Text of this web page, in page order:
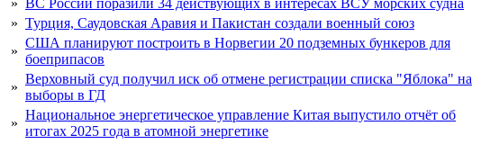
» ВС России поразили 34 действующих в интересах ВСУ морских судна
» Турция, Саудовская Аравия и Пакистан создали военный союз
»
США планируют построить в Норвегии 20 подземных бункеров для
боеприпасов
»
Верховный суд получил иск об отмене регистрации списка "Яблока" на
выборы в ГД
»
Национальное энергетическое управление Китая выпустило отчёт об
итогах 2025 года в атомной энергетике